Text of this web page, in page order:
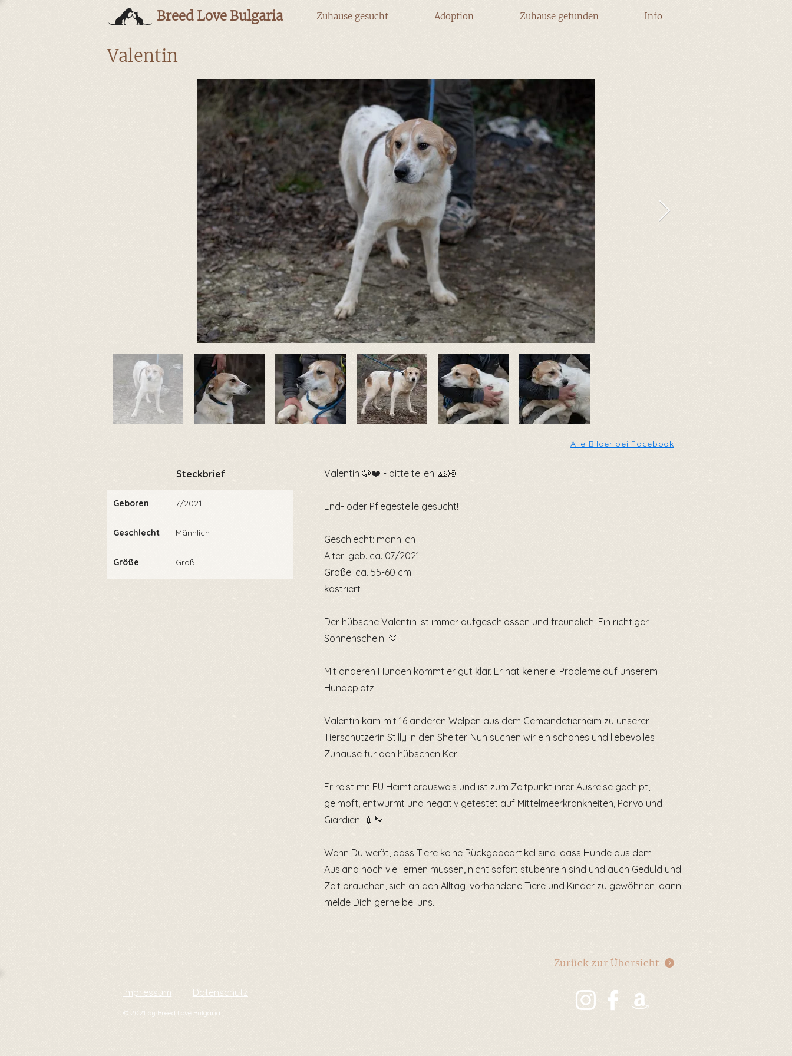
Breed Love Bulgaria Zuhause gesucht Adoption Zuhause gefunden Info
Valentin
Alle Bilder bei Facebook
Steckbrief
Geboren 7/2021
Geschlecht Männlich
Größe Groß
Valentin 🐶❤️ - bitte teilen! 🙏🏻
End- oder Pflegestelle gesucht!
Geschlecht: männlich
Alter: geb. ca. 07/2021
Größe: ca. 55-60 cm
kastriert
Der hübsche Valentin ist immer aufgeschlossen und freundlich. Ein richtiger
Sonnenschein! 🌞
Mit anderen Hunden kommt er gut klar. Er hat keinerlei Probleme auf unserem
Hundeplatz.
Valentin kam mit 16 anderen Welpen aus dem Gemeindetierheim zu unserer
Tierschützerin Stilly in den Shelter. Nun suchen wir ein schönes und liebevolles
Zuhause für den hübschen Kerl.
Er reist mit EU Heimtierausweis und ist zum Zeitpunkt ihrer Ausreise gechipt,
geimpft, entwurmt und negativ getestet auf Mittelmeerkrankheiten, Parvo und
Giardien. 💉🐾
Wenn Du weißt, dass Tiere keine Rückgabeartikel sind, dass Hunde aus dem
Ausland noch viel lernen müssen, nicht sofort stubenrein sind und auch Geduld und
Zeit brauchen, sich an den Alltag, vorhandene Tiere und Kinder zu gewöhnen, dann
melde Dich gerne bei uns.
Zurück zur Übersicht
Impressum Datenschutz
© 2021 by Breed Love Bulgaria